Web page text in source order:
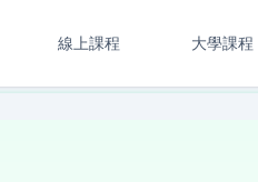
線上課程 大學課程